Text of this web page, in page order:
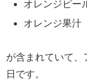
オレンジピー
オレンジ果汁
が含まれていて
日です。